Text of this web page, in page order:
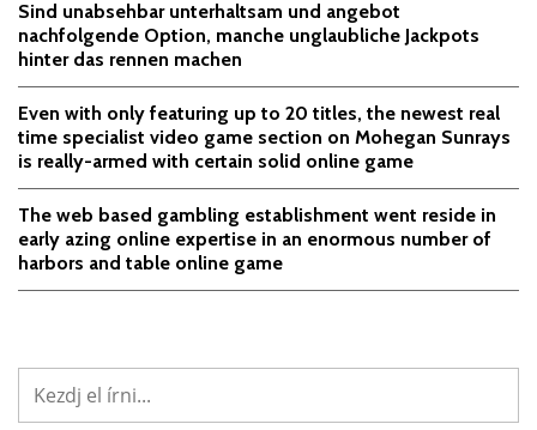
Sind unabsehbar unterhaltsam und angebot
nachfolgende Option, manche unglaubliche Jackpots
hinter das rennen machen
Even with only featuring up to 20 titles, the newest real
time specialist video game section on Mohegan Sunrays
is really-armed with certain solid online game
The web based gambling establishment went reside in
early azing online expertise in an enormous number of
harbors and table online game